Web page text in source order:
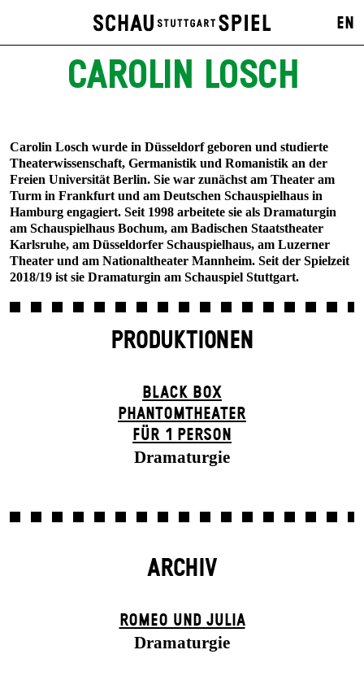
EN
CAROLIN LOSCH
Carolin Losch wurde in Düsseldorf geboren und studierte
Theater­wissenschaft, Germanistik und Romanistik an der
Freien Universität Berlin. Sie war zunächst am Theater am
Turm in Frankfurt und am Deutschen Schauspielhaus in
Hamburg engagiert. Seit 1998 arbeitete sie als Dramaturgin
am Schauspielhaus Bochum, am Badischen Staatstheater
Karlsruhe, am Düsseldorfer Schauspielhaus, am Luzerner
Theater und am Nationaltheater Mannheim. Seit der Spielzeit
2018/19 ist sie Dramaturgin am Schauspiel Stuttgart.
PRODUKTIONEN
BLACK BOX
PHANTOM­THEATER
FÜR 1 PERSON
Dramaturgie
ARCHIV
ROMEO UND JULIA
Dramaturgie